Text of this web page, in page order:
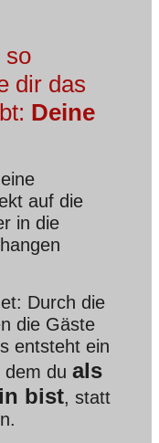
so
dir das
Deine
auf die
in die
Durch die
die Gäste
entsteht ein
dem duals
bist, statt